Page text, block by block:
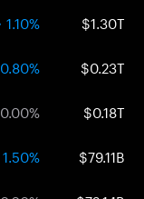
1.10% $1.30T
0.80% $0.23T
0.00% $0.18T
1.50% $79.11B